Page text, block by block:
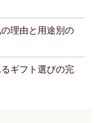
理由と用途別の
ギフト選びの完